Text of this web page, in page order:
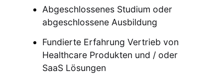
Abgeschlossenes Studium oder
abgeschlossene Ausbildung
Fundierte Erfahrung Vertrieb von
Healthcare Produkten und / oder
SaaS Lösungen